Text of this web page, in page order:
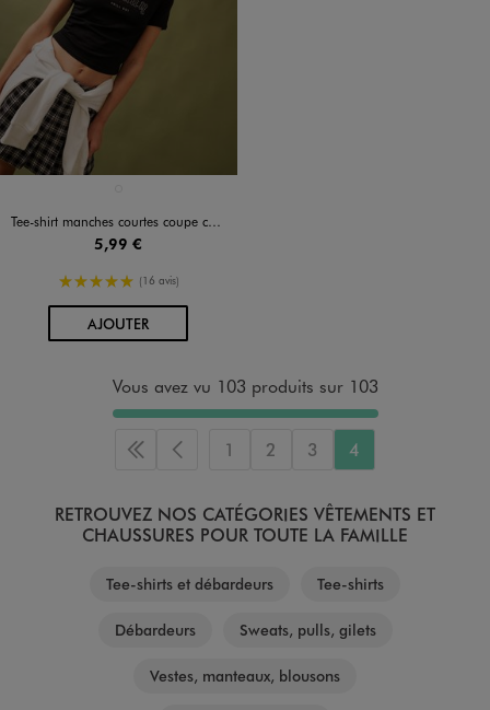
Tee-shirt manches courtes coupe courte avec studs fille
5,99 €
5/5 de moyenne
(16 avis)
AJOUTERAU PANIER
Vous avez vu 103 produits sur 103
Première page
Page précédente
1 2 3 4
RETROUVEZ NOS CATÉGORIES VÊTEMENTS ET
CHAUSSURES POUR TOUTE LA FAMILLE
Tee-shirts et débardeurs Tee-shirts
Débardeurs Sweats, pulls, gilets
Vestes, manteaux, blousons